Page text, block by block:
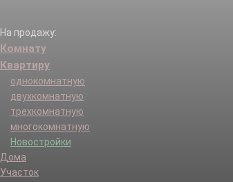
На продажу:
Комнату
Квартиру
однокомнатную
двухкомнатную
трехкомнатную
многокомнатную
Новостройки
Дома
Участок